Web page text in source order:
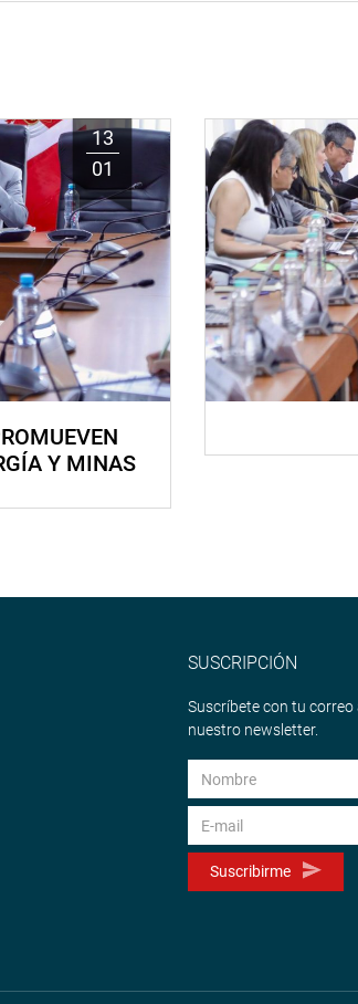
13
01
Y MINAS
SUSCRIPCIÓN
Suscríbete con tu correo
nuestro newsletter.
Suscribirme